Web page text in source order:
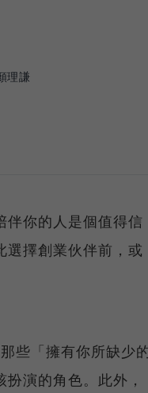
理謙
伴你的人是個值得信
選擇創業伙伴前，或
些「擁有你所缺少
演的角色。此外，